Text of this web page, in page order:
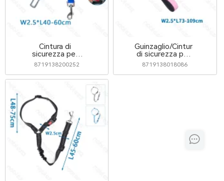
Cintura di
sicurezza per
cani
8719138200252
Guinzaglio/Cintura
di sicurezza per
auto
8719138018086